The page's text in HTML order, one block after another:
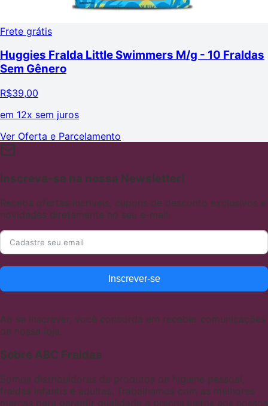
Frete grátis
Huggies Fralda Little Swimmers M/g - 10 Fraldas
Sem Gênero
R$39,00
em 12x sem juros
Ver Oferta e Parcelamento
Inscreva-se na nossa Newsletter!
Receba ofertas incríveis, cupons de desconto exclusivos e
novidades diretamente no seu e-mail.
Inscrever-se
Ao se inscrever, você concorda em receber comunicações
de nossa loja.
Sobre ABC Fraldas
Somos distribuidores de produtos de higiene pessoal,
fraldas infantis e adultas. Trabalhamos com as melhores
marcas para garantir qualidade e preços justos aos nossos